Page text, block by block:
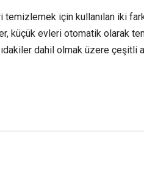
için kullanılan iki
küçük evleri otomatik olarak
dahil olmak üzere çeşitli